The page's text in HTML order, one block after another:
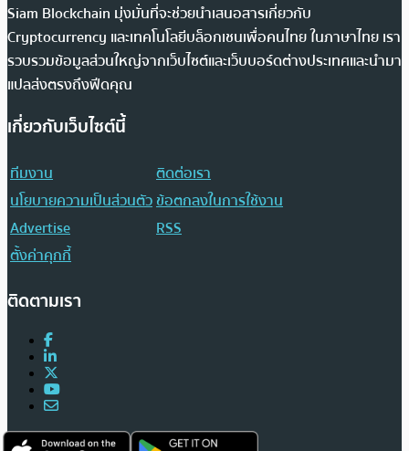
Siam Blockchain มุ่งมั่นที่จะช่วยนำเสนอสารเกี่ยวกับ
Cryptocurrency และเทคโนโลยีบล็อกเชนเพื่อคนไทย ในภาษาไทย เรา
รวบรวมข้อมูลส่วนใหญ่จากเว็บไซต์และเว็บบอร์ดต่างประเทศและนำมา
แปลส่งตรงถึงฟีดคุณ
เกี่ยวกับเว็บไซต์นี้
ทีมงาน
ติดต่อเรา
นโยบายความเป็นส่วนตัวข้อตกลงในการใช้งาน
Advertise
RSS
ตั้งค่าคุกกี้
ติดตามเรา